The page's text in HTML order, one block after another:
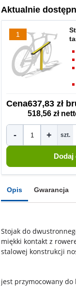
Aktualnie
1
Cena637,83 zł
518,56 zł
- + szt.
Opis Gwarancja
Stojak do
miękki kontakt z
stalowej konstrukcji
jest przymocowany